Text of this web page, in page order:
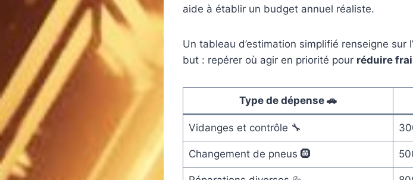
aide à établir un budget annuel réaliste.
Un tableau d’estimation simplifié renseigne sur
but : repérer où agir en priorité pour réduire
Type de dépense 🚗
Vidanges et contrôle 🔧
Changement de pneus 🛞